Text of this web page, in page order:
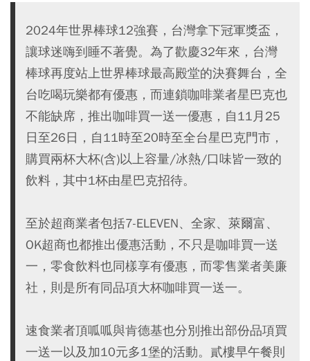
2024年世界棒球12強賽，台灣拿下冠軍獎盃，
讓球迷嗨到睡不著覺。為了歡慶32年來，台灣
棒球再度站上世界棒球最高殿堂的決賽舞台，全
台吃喝玩樂都有優惠，而連鎖咖啡業者星巴克也
不能缺席，推出咖啡買一送一優惠，自11月25
日至26日，自11時至20時至全台星巴克門市，
購買兩杯大杯(含)以上容量/冰熱/口味皆一致的
飲料，其中1杯由星巴克招待。
至於超商業者包括7-ELEVEN、全家、萊爾富、
OK超商也都推出優惠活動，不只是咖啡買一送
一，零食飲料也同樣享有優惠，而零售業者美廉
社，則是所有同品項大杯咖啡買一送一。
速食業者頂呱呱與肯德基也分別推出部份品項買
一送一以及加10元多1堡的活動。貳樓早午餐則